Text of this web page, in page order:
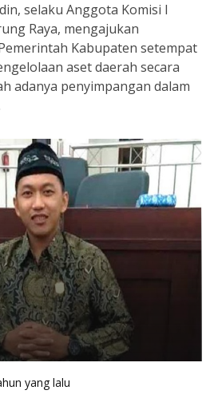
selaku Anggota Komisi I
Raya, mengajukan
Kabupaten setempat
aset daerah secara
adanya penyimpangan dalam
yang lalu